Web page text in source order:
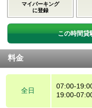
マイパーキング
に登録
この時間貸
料金
全日
07:00-
19:00-